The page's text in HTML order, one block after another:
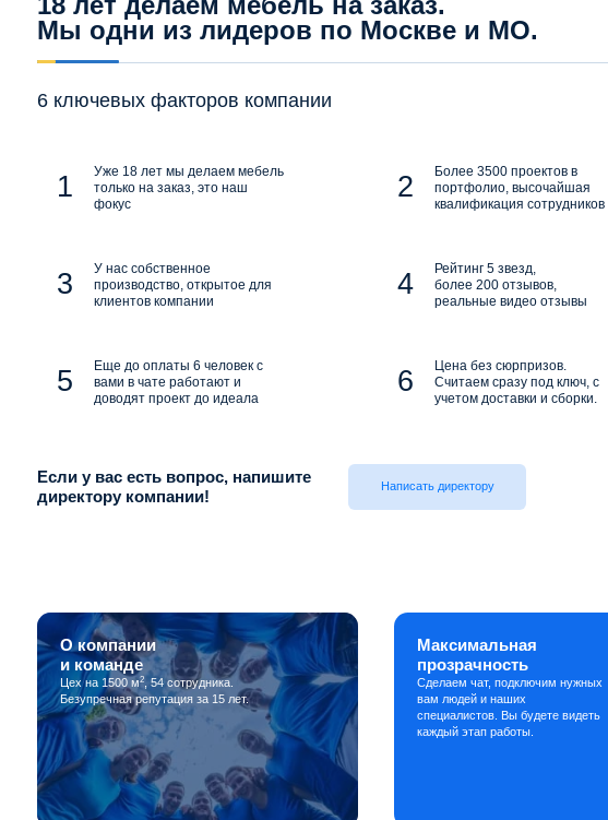
Мы одни из лидеров по Москве и МО.
6 ключевых факторов компании
Уже 18 лет мы делаем мебель
только на заказ, это наш
фокус
Более 3500 проектов в
портфолио, высочайшая
квалификация сотрудников
У нас собственное
производство, открытое для
клиентов компании
Рейтинг 5 звезд,
более 200 отзывов,
реальные видео отзывы
Еще до оплаты 6 человек с
вами в чате работают и
доводят проект до идеала
Цена без сюрпризов.
Считаем сразу под ключ, с
учетом доставки и сборки.
Если у вас есть вопрос, напишите
директору компании!
Написать директору
О компании
и команде
Цех на 1500 м2, 54 сотрудника.
Безупречная репутация за 15 лет.
Максимальная
прозрачность
Сделаем чат, подключим нужных
вам людей и наших
специалистов. Вы будете видеть
каждый этап работы.